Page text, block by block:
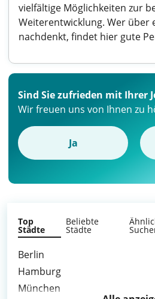
vielfältige Möglichkeiten zur
Weiterentwicklung. Wer über
nachdenkt, findet hier gute
Sind Sie zufrieden mit Ihrer
Wir freuen uns von Ihnen zu
Ja
Top
Städte
Beliebte
Städte
Berlin
Hamburg
München